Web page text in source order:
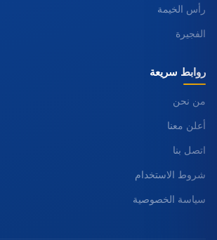
رأس الخيمة
الفجيرة
روابط سريعة
من نحن
أعلن معنا
اتصل بنا
شروط الاستخدام
سياسة الخصوصية